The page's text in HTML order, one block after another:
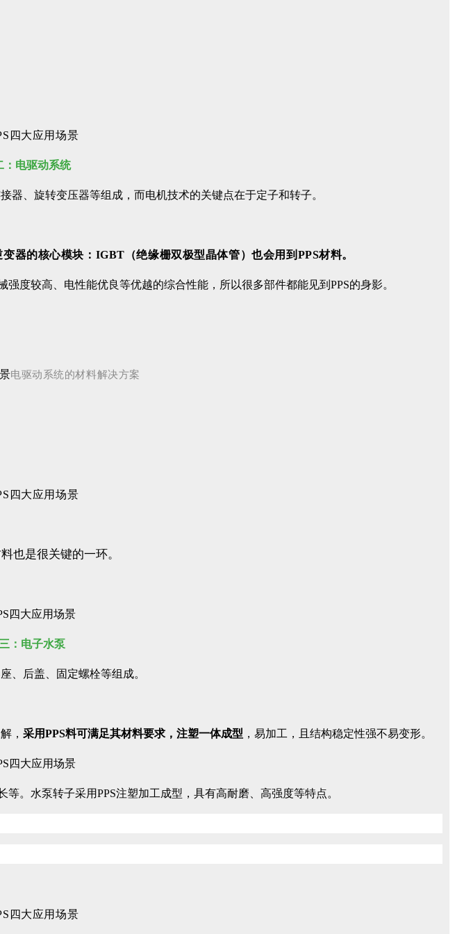
：电驱动系统
、旋转变压器等组成，而电机技术的关键点在于定子和转子。
变器的核心模块： IGBT（绝缘栅双极型晶体管）也会用到PPS材料。
度较高、电性能优良等优越的综合性能，所以很多部件都能见到PPS的身影。
电驱动系统的材料解决方案
也是很关键的一环。
：电子水泵
、后盖、固定螺栓等组成。
， 采用PPS料可满足其材料要求，注塑一体成型 ，易加工，且结构稳定性强不易变形。
。水泵转子采用PPS注塑加工成型，具有高耐磨、高强度等特点。